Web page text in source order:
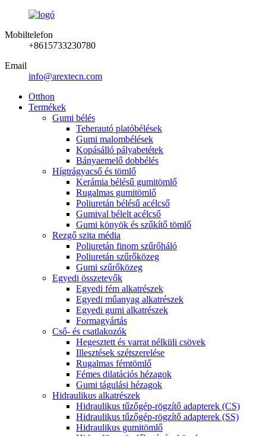
Mobiltelefon
+8615733230780
Email
info@arextecn.com
Otthon
Termékek
Gumi bélés
Teherautó platóbélések
Gumi malombélések
Kopásálló pályabetétek
Bányaemelő dobbélés
Hígtrágyacső és tömlő
Kerámia bélésű gumitömlő
Rugalmas gumitömlő
Poliuretán bélésű acélcső
Gumival bélelt acélcső
Gumi könyök és szűkítő tömlő
Rezgő szita média
Poliuretán finom szűrőháló
Poliuretán szűrőközeg
Gumi szűrőközeg
Egyedi összetevők
Egyedi fém alkatrészek
Egyedi műanyag alkatrészek
Egyedi gumi alkatrészek
Formagyártás
Cső- és csatlakozók
Hegesztett és varrat nélküli csövek
Illesztések szétszerelése
Rugalmas fémtömlő
Fémes dilatációs hézagok
Gumi tágulási hézagok
Hidraulikus alkatrészek
Hidraulikus tűzőgép-rögzítő adapterek (CS)
Hidraulikus tűzőgép-rögzítő adapterek (SS)
Hidraulikus gumitömlő